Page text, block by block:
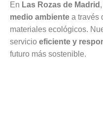
En Las Rozas de Madrid
medio ambiente a través
materiales ecológicos.
servicio eficiente y
futuro más sostenible.